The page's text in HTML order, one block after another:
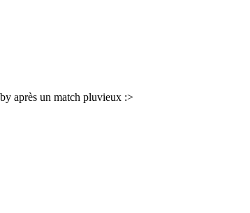
après un match pluvieux :>